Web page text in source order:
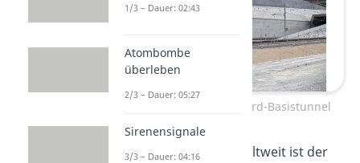
Eingang in den Gotthard-Basistunnel
Der längste Tunnel weltweit ist der
1/3 – Dauer: 02:43
Atombombe
überleben
2/3 – Dauer: 05:27
Sirenensignale
3/3 – Dauer: 04:16